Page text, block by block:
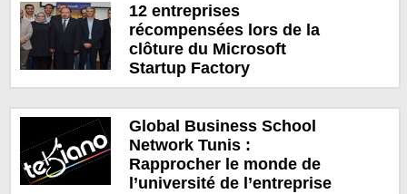
12 entreprises
récompensées lors de la
clôture du Microsoft
Startup Factory
Global Business School
Network Tunis :
Rapprocher le monde de
l’université de l’entreprise